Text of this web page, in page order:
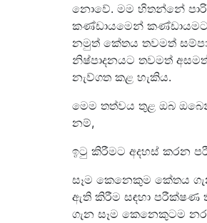
නොවේ. මම හිතන්නේ
කණ්ඩායමෙන්
නමුත් කේතය තවමත්
නිෂ්පාදනයට තවමත්
නැව්ගත කළ හැකිය.
මෙම තත්වය තුළ ඔබ
නම්,
ඉටු කිරීමට අදහස් කරන
සෑම කෙනෙකුම කේතය
ඇති කිරීම සඳහා පරීක්ෂණ
ගැන සෑම කෙනෙකුටම